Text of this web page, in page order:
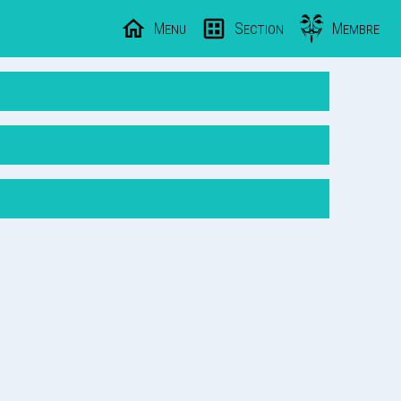
Menu Section Membre